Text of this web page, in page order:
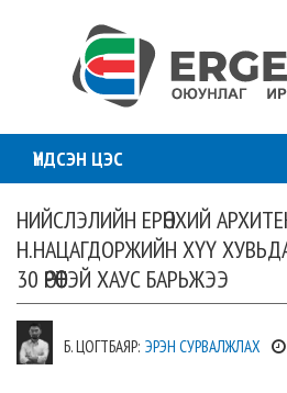
ҮНДСЭН ЦЭС
НИЙСЛЭЛИЙН ЕРӨНХИЙ
Н.НАЦАГДОРЖИЙН ХҮҮ
30 ӨРӨӨТЭЙ ХАУС БАРЬЖЭЭ
Б. ЦОГТБАЯР: ЭРЭН СУРВАЛЖЛАХ